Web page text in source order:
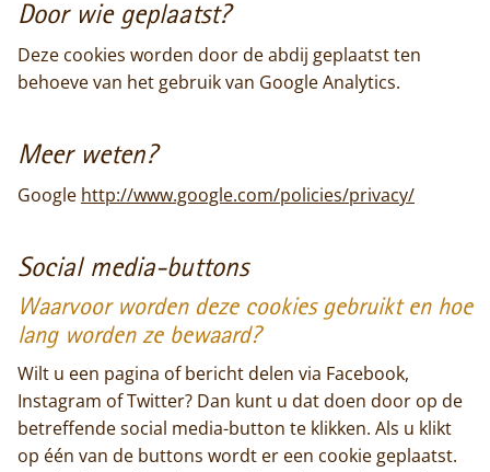
Actueel
Monnik worden
Door wie geplaatst?
Deze cookies worden door de abdij geplaatst ten
behoeve van het gebruik van Google Analytics.
Meer weten?
Google http://www.google.com/policies/privacy/
Social media-buttons
Waarvoor worden deze cookies gebruikt en hoe
lang worden ze bewaard?
Wilt u een pagina of bericht delen via Facebook,
Instagram of Twitter? Dan kunt u dat doen door op de
betreffende social media-button te klikken. Als u klikt
op één van de buttons wordt er een cookie geplaatst.